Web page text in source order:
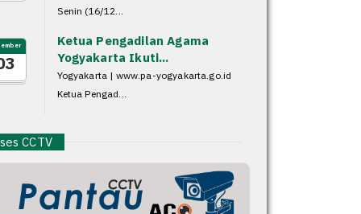
Senin (16/12...
Ketua Pengadilan Agama
Yogyakarta Ikuti...
Yogyakarta | www.pa-yogyakarta.go.id
Ketua Pengad...
CCTV